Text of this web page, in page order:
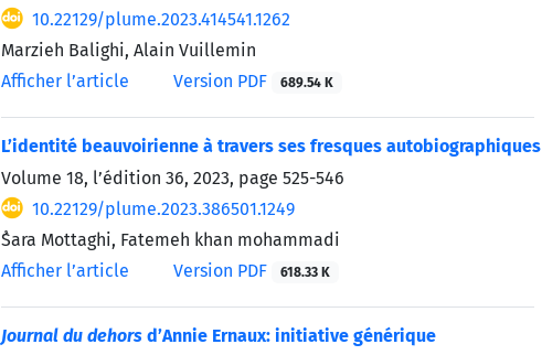
10.22129/plume.2023.414541.1262
Marzieh Balighi, Alain Vuillemin
Afficher l’article
Version PDF 689.54 K
L’identité beauvoirienne à travers ses fresques autobiographiques
Volume 18, l’édition 36, 2023, page 525-546
10.22129/plume.2023.386501.1249
ُSara Mottaghi, Fatemeh khan mohammadi
Afficher l’article
Version PDF 618.33 K
Journal du dehors d’Annie Ernaux: initiative générique